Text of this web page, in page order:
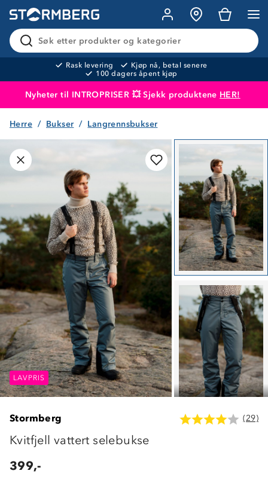
Søk etter produkter og kategorier
Rask levering
Kjøp nå, betal senere
100 dagers åpent kjøp
Nyheter til INTROPRISER 💥 Sjekk produktene HER!
Produktet er lagt i handlekurven
Herre Bukser Langrennsbukser
LAVPRIS LAVPRIS
LAVPRIS
Stormberg (29)
Kvitfjell vattert selebukse
399,-